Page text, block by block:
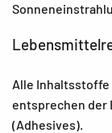
Alle Inhaltsstoffe
entsprechen der
(Adhesives).